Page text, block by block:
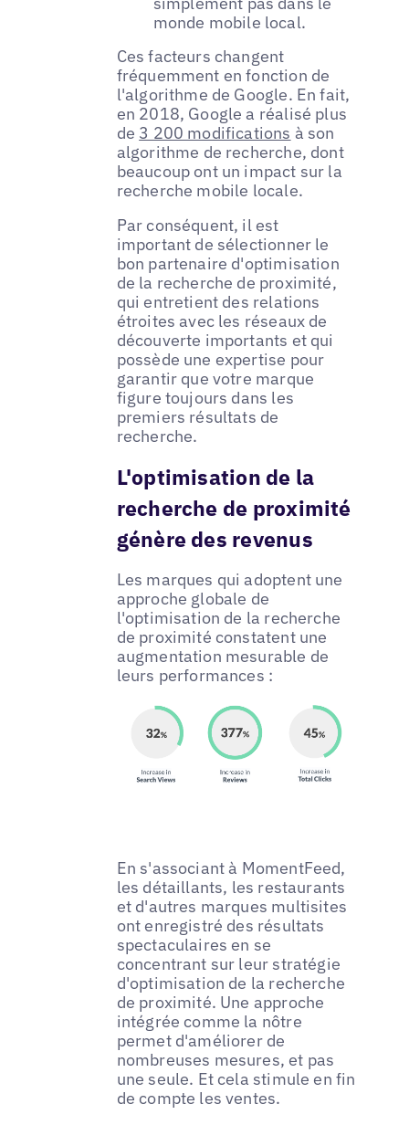
monde mobile local.
Ces facteurs changent
fréquemment en fonction de
l'algorithme de Google. En fait,
en 2018, Google a réalisé plus
de 3 200 modifications à son
algorithme de recherche, dont
beaucoup ont un impact sur la
recherche mobile locale.
Par conséquent, il est
important de sélectionner le
bon partenaire d'optimisation
de la recherche de proximité,
qui entretient des relations
étroites avec les réseaux de
découverte importants et qui
possède une expertise pour
garantir que votre marque
figure toujours dans les
premiers résultats de
recherche.
L'optimisation de la
recherche de proximité
génère des revenus
Les marques qui adoptent une
approche globale de
l'optimisation de la recherche
de proximité constatent une
augmentation mesurable de
leurs performances :
En s'associant à MomentFeed,
les détaillants, les restaurants
et d'autres marques multisites
ont enregistré des résultats
spectaculaires en se
concentrant sur leur stratégie
d'optimisation de la recherche
de proximité. Une approche
intégrée comme la nôtre
permet d'améliorer de
nombreuses mesures, et pas
une seule. Et cela stimule en fin
de compte les ventes.